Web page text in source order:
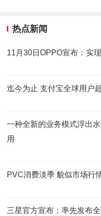
热点新闻
11月30日OPPO宣布：实
迄今为止 支付宝全球用户
一种全新的业务模式浮出
用
PVC消费淡季 貌似市场行
三星官方宣布：率先发布